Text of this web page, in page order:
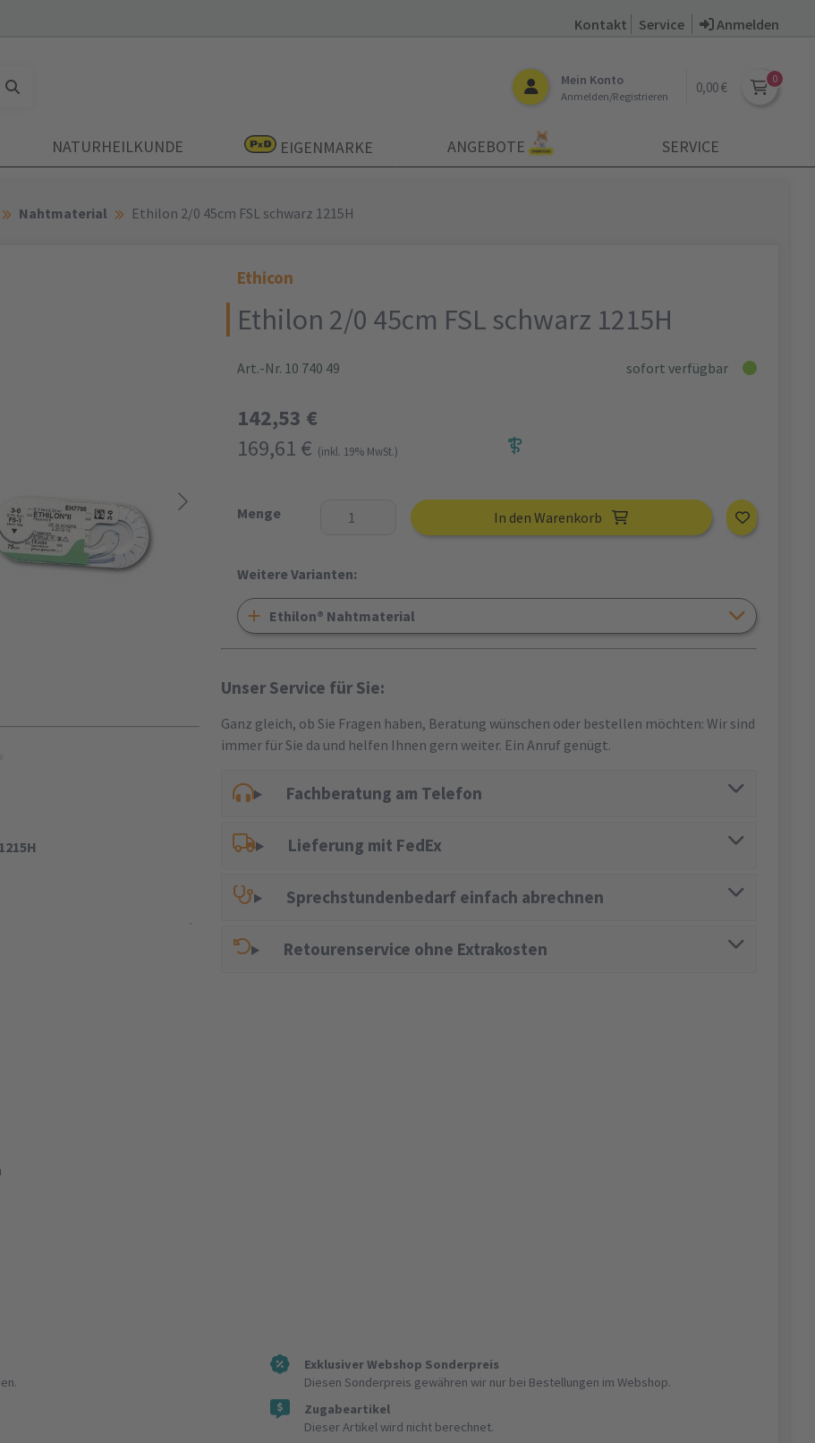
Kontakt Service Anmelden
Mein Konto
Anmelden/Registrieren
0,00 €
NATURHEILKUNDE EIGENMARKE ANGEBOTE SERVICE
Nahtmaterial Ethilon 2/0 45cm FSL schwarz 1215H
Ethicon
Ethilon 2/0 45cm FSL schwarz 1215H
Art.-Nr. 10 740 49 sofort verfügbar
142,53 €
169,61 € (inkl. 19% MwSt.)
Menge In den Warenkorb
Weitere Varianten:
Ethilon® Nahtmaterial
Unser Service für Sie:
Ganz gleich, ob Sie Fragen haben, Beratung wünschen oder bestellen möchten: Wir sind
immer für Sie da und helfen Ihnen gern weiter. Ein Anruf genügt.
Fachberatung am Telefon
Lieferung mit FedEx
Sprechstundenbedarf einfach abrechnen
Retourenservice ohne Extrakosten
Exklusiver Webshop Sonderpreis
Diesen Sonderpreis gewähren wir nur bei Bestellungen im Webshop.
Zugabeartikel
Dieser Artikel wird nicht berechnet.